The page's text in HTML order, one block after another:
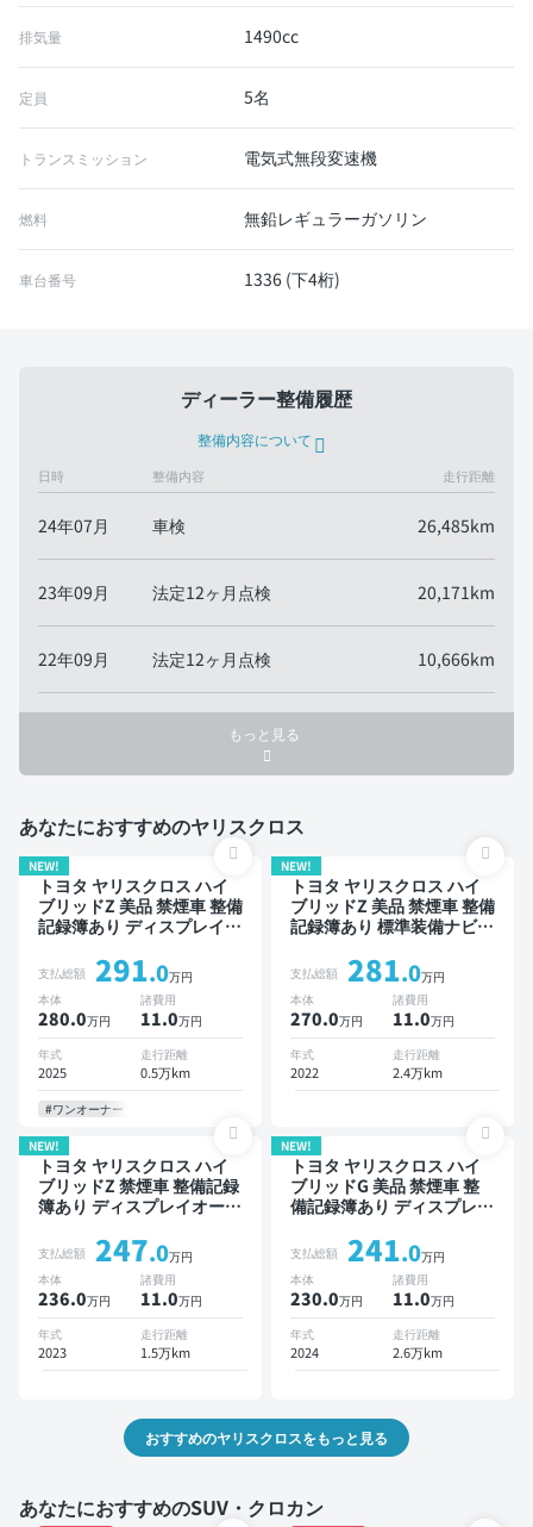
排気量 1490cc
定員 5名
トランスミッション 電気式無段変速機
燃料 無鉛レギュラーガソリン
車台番号 1336 (下4桁)
ディーラー整備履歴
整備内容について
日時 整備内容 走行距離
24年07月 車検 26,485km
23年09月 法定12ヶ月点検 20,171km
22年09月 法定12ヶ月点検 10,666km
もっと見る
あなたにおすすめのヤリスクロス
NEW!
トヨタ ヤリスクロス ハイ
ブリッドZ 美品 禁煙車 整備
記録簿あり ディスプレイオ
TV ブラインドスポットモ
ニター オートクルーズ ス
マートキー ETC バックモ
ニター 全方位カメラ ドラ
イブレコーダー 衝突軽減
支払総額 291.0万円
本体
280.0万円
諸費用
11.0万円
年式
2025
走行距離
0.5万km
#ワンオーナー
NEW!
トヨタ ヤリスクロス ハイ
ブリッドZ 美品 禁煙車 整備
記録簿あり 標準装備ナビ
ニター オートクルーズ ワ
イヤレスキー ETC バック
モニター 全方位カメラ ド
ライブレコーダー 衝突軽減
支払総額 281.0万円
本体
270.0万円
諸費用
11.0万円
年式
2022
走行距離
2.4万km
NEW!
トヨタ ヤリスクロス ハイ
ブリッドZ 禁煙車 整備記録
簿あり ディスプレイオーデ
ブラインドスポットモニタ
ー オートクルーズ ワイヤ
レスキー スマートキー
ETC 電動バックドア バッ
クモニター 全方位カメラ
ドライブレコーダー 衝突軽
減
支払総額 247.0万円
本体
236.0万円
諸費用
11.0万円
年式
2023
走行距離
1.5万km
NEW!
トヨタ ヤリスクロス ハイ
ブリッドG 美品 禁煙車 整
備記録簿あり ディスプレイ
り TV オートクルーズ スマ
ートキー ETC バックモニ
ター ドライブレコーダー
衝突軽減
支払総額 241.0万円
本体
230.0万円
諸費用
11.0万円
年式
2024
走行距離
2.6万km
おすすめのヤリスクロスをもっと見る
あなたにおすすめのSUV・クロカン